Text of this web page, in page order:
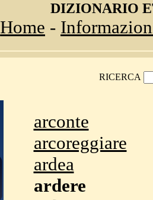
DIZIONARIO
Home -
RICERCA
arconte
arcoreggiare
ardea
ardere